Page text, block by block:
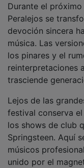
Durante el
Peralejos se
devoción sincera
música. Las
los pinares y el
reinterpretaciones
trasciende
Lejos de las
festival conserva
los shows de club
Springsteen. Aquí
músicos
unido por el